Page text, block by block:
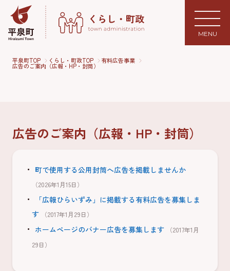
MENU
平泉町TOP くらし・町政TOP 有料広告事業
広告のご案内（広報・HP・封筒）
広告のご案内（広報・HP・封筒）
町で使用する公用封筒へ広告を掲載しませんか
（2026年1月15日）
「広報ひらいずみ」に掲載する有料広告を募集しま
す
（2017年1月29日）
ホームページのバナー広告を募集します
（2017年1月
29日）